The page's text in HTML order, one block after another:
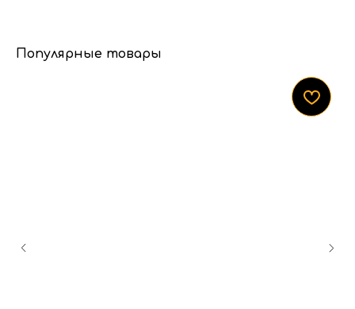
Популярные товары